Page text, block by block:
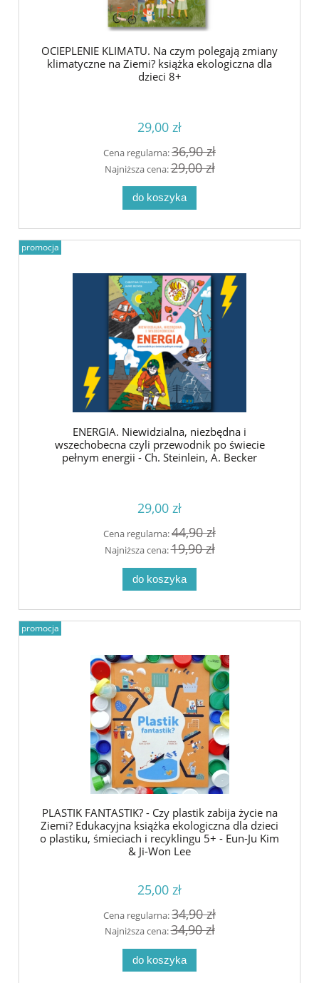
OCIEPLENIE KLIMATU. Na czym polegają zmiany
klimatyczne na Ziemi? książka ekologiczna dla
dzieci 8+
29,00 zł
Cena regularna:36,90 zł
Najniższa cena:29,00 zł
do koszyka
ENERGIA. Niewidzialna, niezbędna i
wszechobecna czyli przewodnik po świecie
pełnym energii - Ch. Steinlein, A. Becker
29,00 zł
Cena regularna:44,90 zł
Najniższa cena:19,90 zł
do koszyka
promocja
PLASTIK FANTASTIK? - Czy plastik zabija życie na
Ziemi? Edukacyjna książka ekologiczna dla dzieci
o plastiku, śmieciach i recyklingu 5+ - Eun-Ju Kim
& Ji-Won Lee
25,00 zł
Cena regularna:34,90 zł
Najniższa cena:34,90 zł
do koszyka
promocja